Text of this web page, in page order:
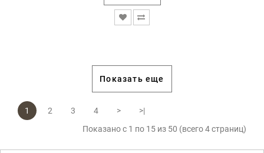
Показать еще
1 2 3 4 >
>|
Показано с 1 по 15 из 50 (всего 4 страниц)